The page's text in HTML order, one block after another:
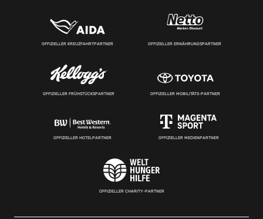
OFFIZIELLER KREUZFAHRTPARTNER OFFIZIELLER ERNÄHRUNGSPARTNER
OFFIZIELLER FRÜHSTÜCKSPARTNER OFFIZIELLER MOBILITÄTS-PARTNER
OFFIZIELLER HOTELPARTNER OFFIZIELLER MEDIENPARTNER
OFFIZIELLER CHARITY-PARTNER